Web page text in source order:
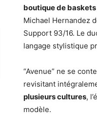
boutique de baskets
Michael Hernandez
Support 93/16. Le
langage stylistique
“Avenue” ne se
revisitant
plusieurs cultures,
modèle.